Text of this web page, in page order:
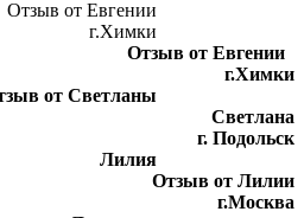
Отзыв от Евгении
г.Химки
Светлана
г. Подольск
Отзыв от Лилии
г.Москва